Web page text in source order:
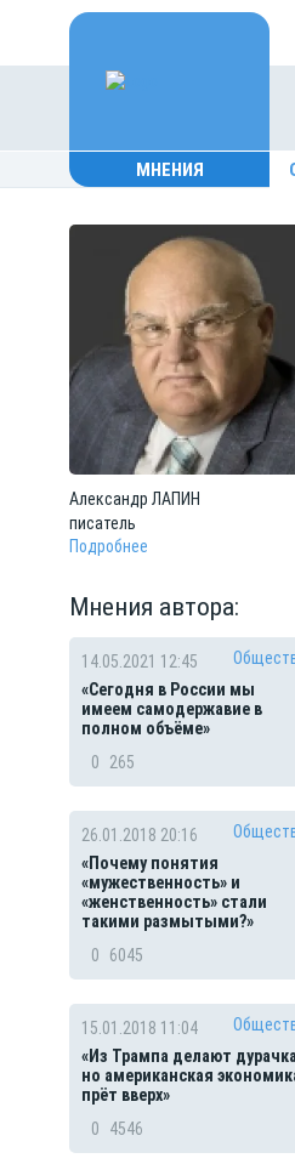
МНЕНИЯ
Александр ЛАПИН
писатель
Подробнее
Мнения автора:
14.05.2021 12:45
«Сегодня в России мы
имеем самодержавие в
полном объёме»
0
265
26.01.2018 20:16
«Почему понятия
«мужественность» и
«женственность» стали
такими размытыми?»
0
6045
15.01.2018 11:04
«Из Трампа делают
но американская
прёт вверх»
0
4546